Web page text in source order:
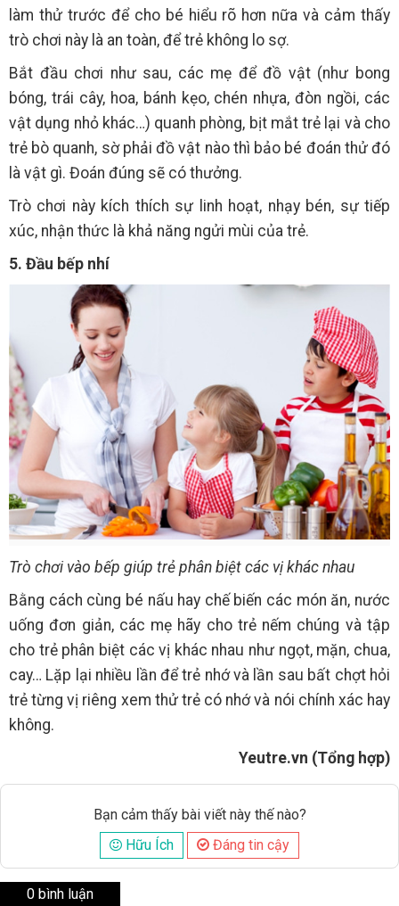
làm thử trước để cho bé hiểu rõ hơn nữa và cảm thấy
trò chơi này là an toàn, để trẻ không lo sợ.
Bắt đầu chơi như sau, các mẹ để đồ vật (như bong
bóng, trái cây, hoa, bánh kẹo, chén nhựa, đòn ngồi, các
vật dụng nhỏ khác…) quanh phòng, bịt mắt trẻ lại và cho
trẻ bò quanh, sờ phải đồ vật nào thì bảo bé đoán thử đó
là vật gì. Đoán đúng sẽ có thưởng.
Trò chơi này kích thích sự linh hoạt, nhạy bén, sự tiếp
xúc, nhận thức là khả năng ngửi mùi của trẻ.
5. Đầu bếp nhí
Trò chơi vào bếp giúp trẻ phân biệt các vị khác nhau
Bằng cách cùng bé nấu hay chế biến các món ăn, nước
uống đơn giản, các mẹ hãy cho trẻ nếm chúng và tập
cho trẻ phân biệt các vị khác nhau như ngọt, mặn, chua,
cay… Lặp lại nhiều lần để trẻ nhớ và lần sau bất chợt hỏi
trẻ từng vị riêng xem thử trẻ có nhớ và nói chính xác hay
không.
Yeutre.vn (Tổng hợp)
Bạn cảm thấy bài viết này thế nào?
Hữu Ích
Đáng tin cậy
0 bình luận